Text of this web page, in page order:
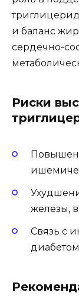
и баланс
сердечно-
Риски
железы,
Связь с